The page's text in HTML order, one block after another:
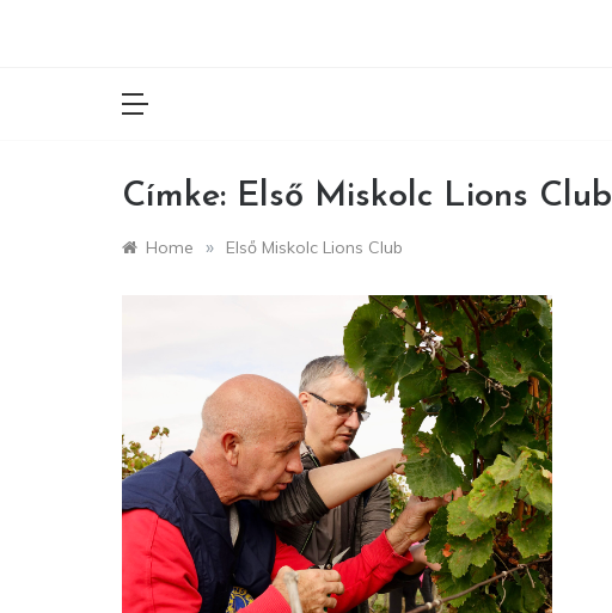
Címke: Első Miskolc Lions Club
Home » Első Miskolc Lions Club